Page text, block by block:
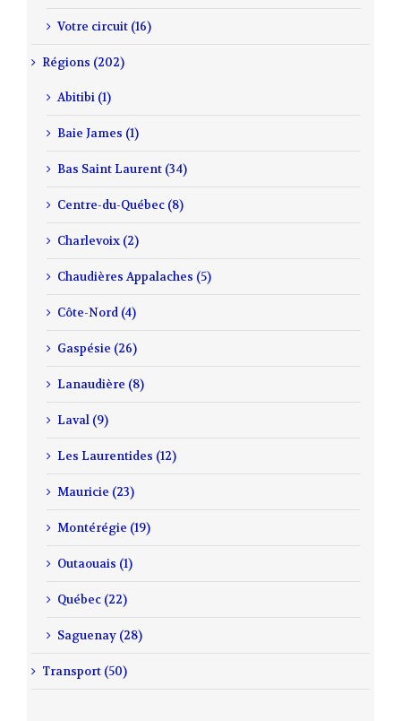
Votre circuit (16)
Régions (202)
Abitibi (1)
Baie James (1)
Bas Saint Laurent (34)
Centre-du-Québec (8)
Charlevoix (2)
Chaudières Appalaches (5)
Côte-Nord (4)
Gaspésie (26)
Lanaudière (8)
Laval (9)
Les Laurentides (12)
Mauricie (23)
Montérégie (19)
Outaouais (1)
Québec (22)
Saguenay (28)
Transport (50)